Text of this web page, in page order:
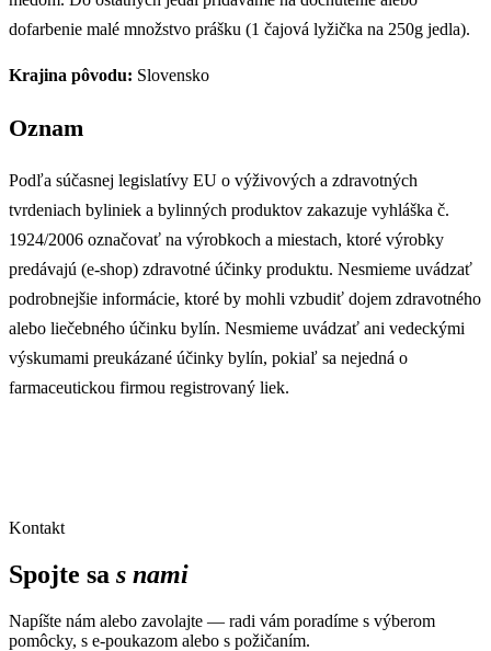
dofarbenie malé množstvo prášku (1 čajová lyžička na 250g jedla).
Krajina pôvodu: Slovensko
Oznam
Podľa súčasnej legislatívy EU o výživových a zdravotných
tvrdeniach byliniek a bylinných produktov zakazuje vyhláška č.
1924/2006 označovať na výrobkoch a miestach, ktoré výrobky
predávajú (e-shop) zdravotné účinky produktu. Nesmieme uvádzať
podrobnejšie informácie, ktoré by mohli vzbudiť dojem zdravotného
alebo liečebného účinku bylín. Nesmieme uvádzať ani vedeckými
výskumami preukázané účinky bylín, pokiaľ sa nejedná o
farmaceutickou firmou registrovaný liek.
Kontakt
Spojte sa s nami
Napíšte nám alebo zavolajte — radi vám poradíme s výberom
pomôcky, s e-poukazom alebo s požičaním.